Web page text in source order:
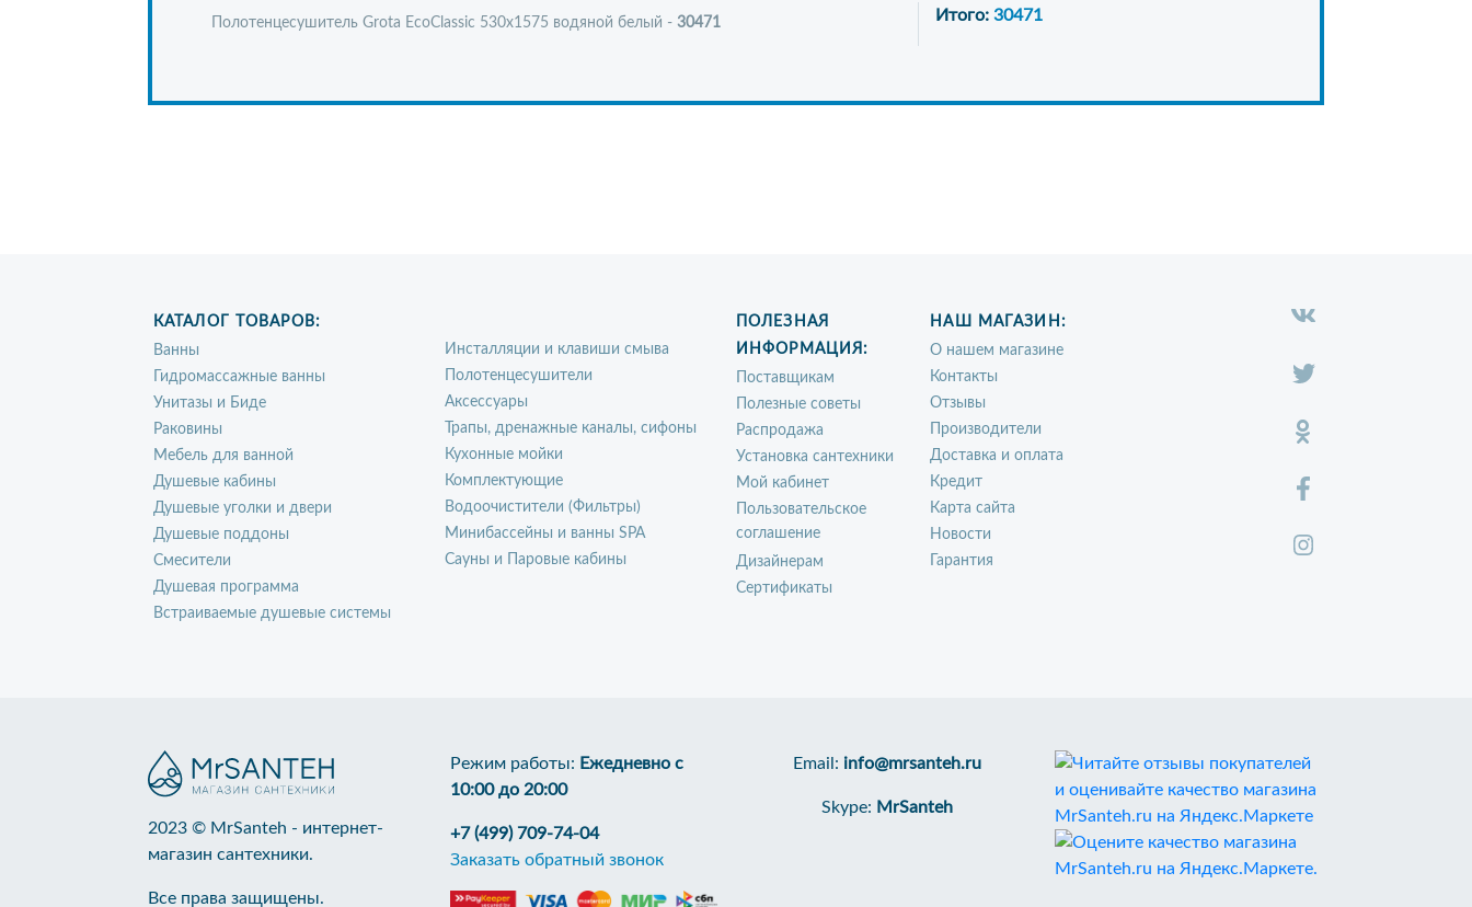
Полотенцесушитель Grota EcoClassic 530x1575 водяной белый - 30471 Итого: 30471
КАТАЛОГ ТОВАРОВ:
Ванны
Гидромассажные ванны
Унитазы и Биде
Раковины
Мебель для ванной
Душевые кабины
Душевые уголки и двери
Душевые поддоны
Смесители
Душевая программа
Встраиваемые душевые системы
Инсталляции и клавиши смыва
Полотенцесушители
Аксессуары
Трапы, дренажные каналы, сифоны
Кухонные мойки
Комплектующие
Водоочистители (Фильтры)
Минибассейны и ванны SPA
Сауны и Паровые кабины
ПОЛЕЗНАЯ
ИНФОРМАЦИЯ:
Поставщикам
Полезные советы
Распродажа
Установка сантехники
Мой кабинет
Пользовательское
соглашение
Дизайнерам
Сертификаты
НАШ МАГАЗИН:
О нашем магазине
Контакты
Отзывы
Производители
Доставка и оплата
Кредит
Карта сайта
Новости
Гарантия
2023 © MrSanteh - интернет-
магазин сантехники.
Все права защищены.
Режим работы: Ежедневно с
10:00 до 20:00
+7 (499) 709-74-04
Заказать обратный звонок
Email: info@mrsanteh.ru
Skype: MrSanteh